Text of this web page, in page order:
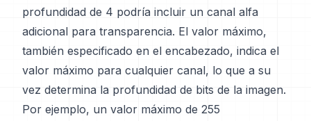
profundidad de 4 podría incluir un canal alfa
adicional para transparencia. El valor máximo,
también especificado en el encabezado, indica el
valor máximo para cualquier canal, lo que a su
vez determina la profundidad de bits de la imagen.
Por ejemplo, un valor máximo de 255